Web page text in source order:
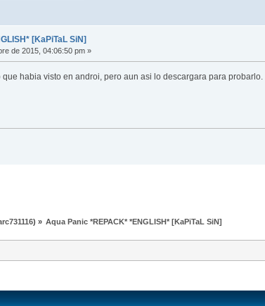
[KaPiTaL SiN]
de 2015, 04:06:50 pm »
habia visto en androi, pero aun asi lo descargara para probarlo.
) » Aqua Panic *REPACK* *ENGLISH* [KaPiTaL SiN]